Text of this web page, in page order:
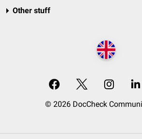
Other stuff
© 2026 DocCheck